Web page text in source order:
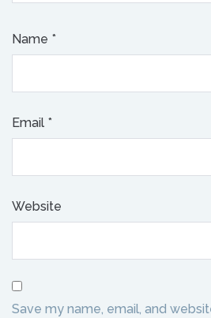
Name *
Email *
Website
Save my name, email, and